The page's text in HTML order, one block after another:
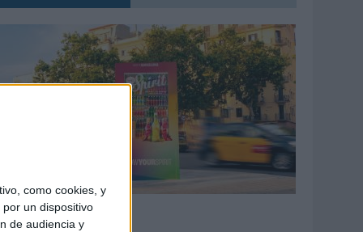
como cookies, y
un dispositivo
de audiencia y
08/2026